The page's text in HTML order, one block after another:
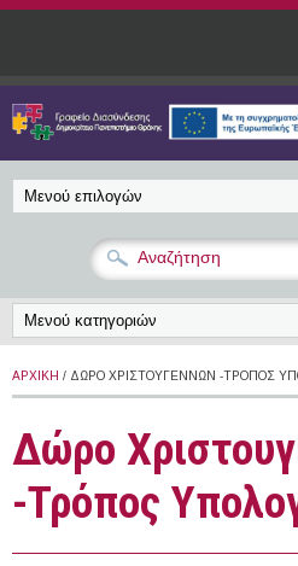
Παράκαμψη προς το κυρίως
ΑΡΧΙΚΉ / ΔΏΡΟ ΧΡΙΣΤΟΥΓΈΝΝΩΝ -ΤΡΌΠΟΣ
Δώρο
-Τρόπος